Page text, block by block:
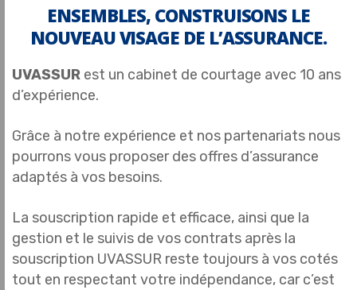
ENSEMBLES, CONSTRUISONS LE
NOUVEAU VISAGE DE L’ASSURANCE.
UVASSUR est un cabinet de courtage avec 10 ans
d’expérience.
Grâce à notre expérience et nos partenariats nous
pourrons vous proposer des offres d’assurance
adaptés à vos besoins.
La souscription rapide et efficace, ainsi que la
gestion et le suivis de vos contrats après la
souscription UVASSUR reste toujours à vos cotés
tout en respectant votre indépendance, car c’est